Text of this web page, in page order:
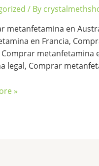
/ By
metanfetamina en
en Francia,
metanfetamina
legal, Comprar
»